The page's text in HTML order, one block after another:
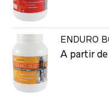
ENDURO
A partir de